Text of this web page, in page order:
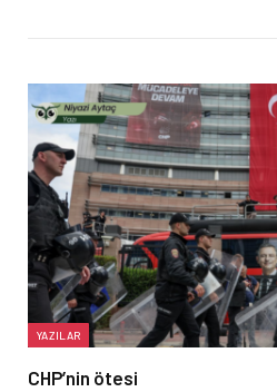
YAZILAR
CHP’nin ötesi